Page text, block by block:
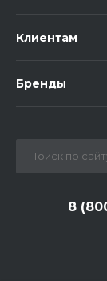
Клиентам
Бренды
8